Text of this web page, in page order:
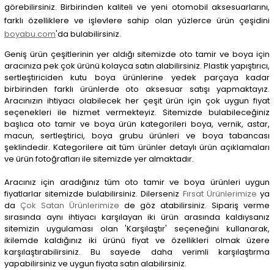
görebilirsiniz. Birbirinden kaliteli ve yeni otomobil aksesuarlarını,
farklı özelliklere ve işlevlere sahip olan yüzlerce ürün çeşidini
boyabu.com'da bulabilirsiniz.
Geniş ürün çeşitlerinin yer aldığı sitemizde oto tamir ve boya için
aracınıza pek çok ürünü kolayca satın alabilirsiniz. Plastik yapıştırıcı,
sertleştiriciden kutu boya ürünlerine yedek parçaya kadar
birbirinden farklı ürünlerde oto aksesuar satışı yapmaktayız.
Aracınızın ihtiyacı olabilecek her çeşit ürün için çok uygun fiyat
seçenekleri ile hizmet vermekteyiz.Sitemizde bulabileceğiniz
başlıca oto tamir ve boya ürün kategorileri boya, vernik, astar,
macun, sertleştirici, boya grubu ürünleri ve boya tabancası
şeklindedir. Kategorilere ait tüm ürünler detaylı ürün açıklamaları
ve ürün fotoğrafları ile sitemizde yer almaktadır.
Aracınız için aradığınız tüm oto tamir ve boya ürünleri uygun
fiyatlarlar sitemizde bulabilirsiniz. Dilerseniz Fırsat Ürünlerimize ya
da Çok Satan Ürünlerimize de göz atabilirsiniz. Sipariş verme
sırasında aynı ihtiyacı karşılayan iki ürün arasında kaldıysanız
sitemizin uygulaması olan 'Karşılaştır' seçeneğini kullanarak,
ikilemde kaldığınız iki ürünü fiyat ve özellikleri olmak üzere
karşılaştırabilirsiniz. Bu sayede daha verimli karşılaştırma
yapabilirsiniz ve uygun fiyata satın alabilirsiniz.